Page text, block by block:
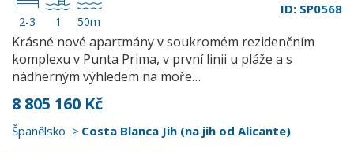
2-3 1 50m
ID: SP0568
Krásné nové apartmány v soukromém rezidenčním
komplexu v Punta Prima, v první linii u pláže a s
nádherným výhledem na moře…
8 805 160 Kč
Španělsko Costa Blanca Jih (na jih od Alicante)